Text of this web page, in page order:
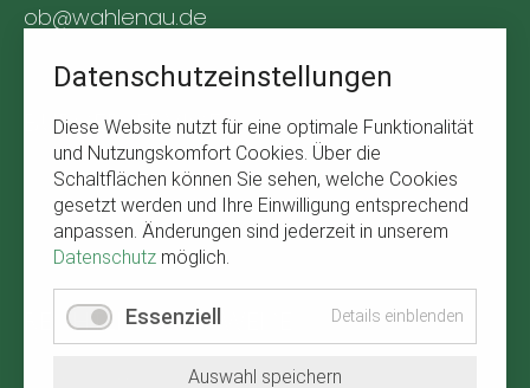
ob@wahlenau.de
BÜRGERSERVICE
Navigation
überspringen
Abfallkalender
Verbandsgemeinde Kirchberg
Wetter in Wahlenau
RECHTLICHE HINWEISE
Datenschutzeinstellungen
Diese Website nutzt für eine optimale Funktionalität
und Nutzungskomfort Cookies. Über die
Schaltflächen können Sie sehen, welche Cookies
gesetzt werden und Ihre Einwilligung entsprechend
anpassen. Änderungen sind jederzeit in unserem
Datenschutz möglich.
Essenziell Details einblenden
Auswahl speichern